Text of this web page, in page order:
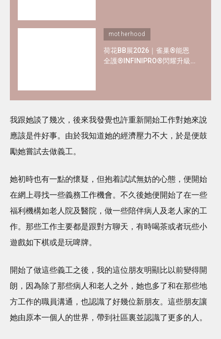
motherhood
荷花BB展2026｜雀巢®能恩
全護®INFINIPRO®閃耀升級
我跟她談了幾次，後來我發覺也許重新開始工作對她來說
應該是件好事。由於我知道她的經濟壓力不大，於是便鼓
勵她嘗試去做義工。
她初時也有一點的懷疑，但抱着試試無妨的心態，便開始
在網上尋找一些義務工作機會。不久後她便開始了在一些
福利機構如老人院及醫院，做一些陪伴病人及老人家的工
作。那些工作主要都是跟對方聊天，有時喝茶或者玩些小
遊戲如下棋或是玩啤牌。
開始了做這些義工之後，我的這位朋友明顯比以前變得開
朗，因為除了那些病人和老人之外，她也多了和在那些地
方工作的職員溝通，也認識了好幾位新朋友。這些朋友讓
她由原本一個人的世界，帶到社區裏並認識了更多的人。